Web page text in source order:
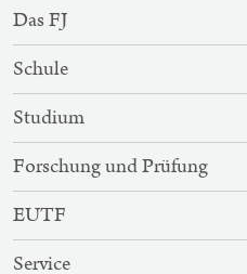
SITEMAP-
NAVIGATION
Das FJ
Schule
Studium
Forschung und Prüfung
EUTF
Service